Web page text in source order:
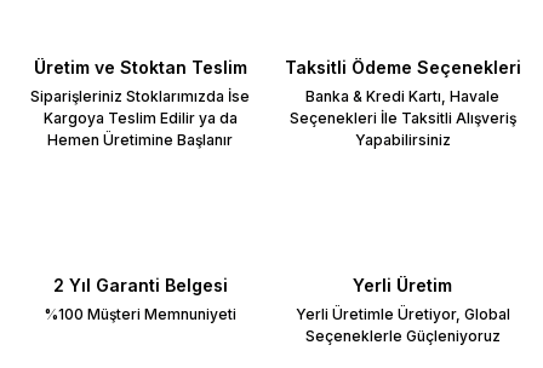
Üretim ve Stoktan Teslim
Siparişleriniz Stoklarımızda İse
Kargoya Teslim Edilir ya da
Hemen Üretimine Başlanır
Taksitli Ödeme Seçenekleri
Banka & Kredi Kartı, Havale
Seçenekleri İle Taksitli Alışveriş
Yapabilirsiniz
2 Yıl Garanti Belgesi
%100 Müşteri Memnuniyeti
Yerli Üretim
Yerli Üretimle Üretiyor, Global
Seçeneklerle Güçleniyoruz